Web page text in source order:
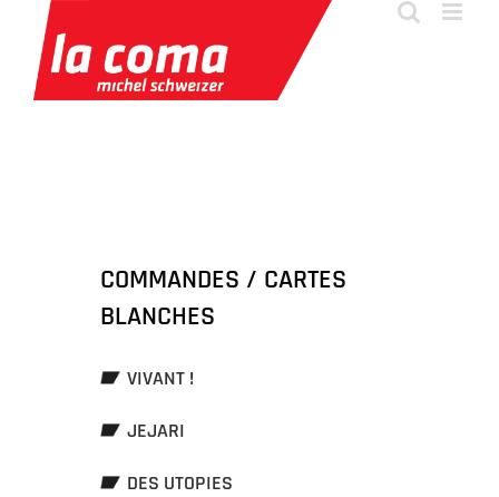
contenu
COMMANDES / CARTES
BLANCHES
VIVANT !
JEJARI
DES UTOPIES